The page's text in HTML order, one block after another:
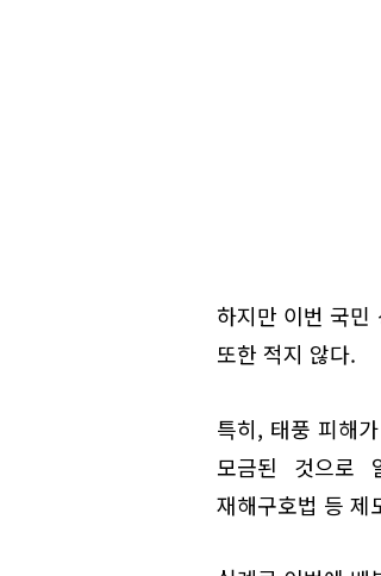
하지만 이번 국민
또한 적지 않다.
특히, 태풍 피해
모금된 것으로
재해구호법 등 제